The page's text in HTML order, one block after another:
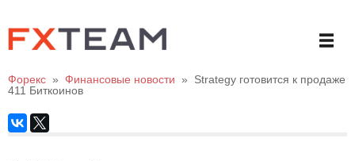
Форекс » Финансовые новости »
Strategy готовится к продаже
411 Биткоинов